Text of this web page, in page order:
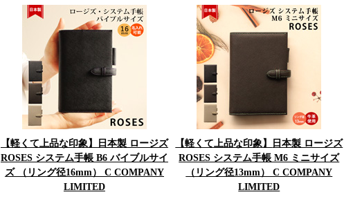
【軽くて上品な印象】
日本製 ロージズ
ROSES システム手帳 B6 バイブルサイ
ズ （リング径16mm） C COMPANY
LIMITED
【軽くて上品な印象】
日本製 ロージズ
ROSES システム手帳 M6 ミニサイズ
（リング径13mm） C COMPANY
LIMITED